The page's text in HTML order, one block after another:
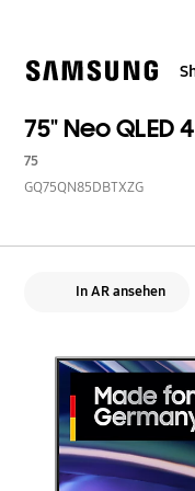
help
75" Neo QLED
75
GQ75QN85DBTXZG
In AR ansehen